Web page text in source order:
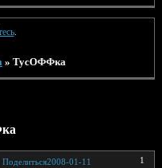
.
» ТусОФФка
Поделиться 1
2008-01-11